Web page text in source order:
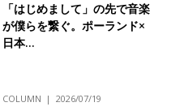
「はじめまして」の先で音楽
が僕らを繋ぐ。ポーランド×
日本…
COLUMN 2026/07/19